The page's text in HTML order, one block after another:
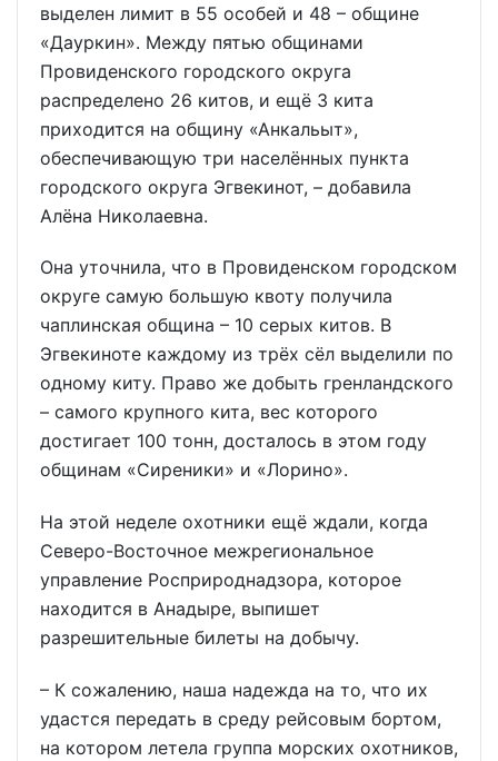
выделен лимит в 55 особей и 48 – общине
«Дауркин». Между пятью общинами
Провиденского городского округа
распределено 26 китов, и ещё 3 кита
приходится на общину «Анкальыт»,
обеспечивающую три населённых пункта
городского округа Эгвекинот, – добавила
Алёна Николаевна.
Она уточнила, что в Провиденском городском
округе самую большую квоту получила
чаплинская община – 10 серых китов. В
Эгвекиноте каждому из трёх сёл выделили по
одному киту. Право же добыть гренландского
– самого крупного кита, вес которого
достигает 100 тонн, досталось в этом году
общинам «Сиреники» и «Лорино».
На этой неделе охотники ещё ждали, когда
Северо-Восточное межрегиональное
управление Росприроднадзора, которое
находится в Анадыре, выпишет
разрешительные билеты на добычу.
– К сожалению, наша надежда на то, что их
удастся передать в среду рейсовым бортом,
на котором летела группа морских охотников,